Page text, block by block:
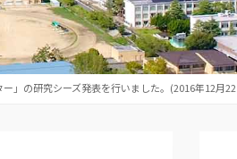
」の研究シーズ発表を行いました。(2016年12月